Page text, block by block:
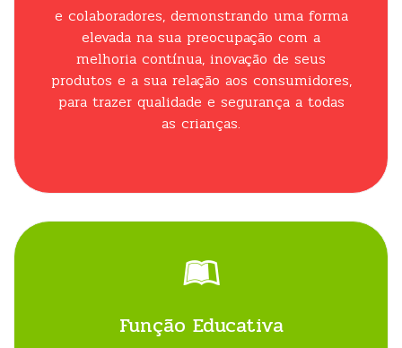
e colaboradores, demonstrando uma forma
elevada na sua preocupação com a
melhoria contínua, inovação de seus
produtos e a sua relação aos consumidores,
para trazer qualidade e segurança a todas
as crianças.
Função Educativa